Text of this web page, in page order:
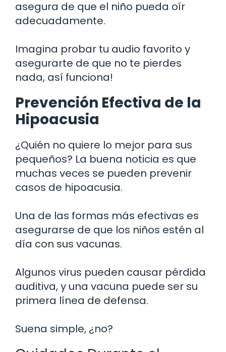
asegura de que el niño pueda oír
adecuadamente.
Imagina probar tu audio favorito y
asegurarte de que no te pierdes
nada, así funciona!
Prevención Efectiva de la
Hipoacusia
¿Quién no quiere lo mejor para sus
pequeños? La buena noticia es que
muchas veces se pueden prevenir
casos de hipoacusia.
Una de las formas más efectivas es
asegurarse de que los niños estén al
día con sus vacunas.
Algunos virus pueden causar pérdida
auditiva, y una vacuna puede ser su
primera línea de defensa.
Suena simple, ¿no?